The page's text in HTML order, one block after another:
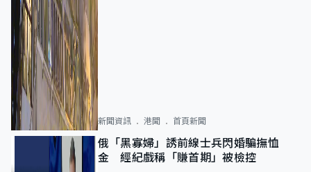
新聞資訊 港聞 首頁新聞
俄「黑寡婦」誘前線士兵閃婚騙撫恤
金 經紀戲稱「賺首期」被檢控